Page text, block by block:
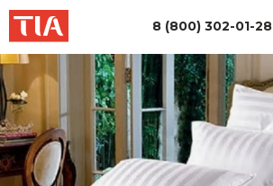
8 (800) 302-01-28